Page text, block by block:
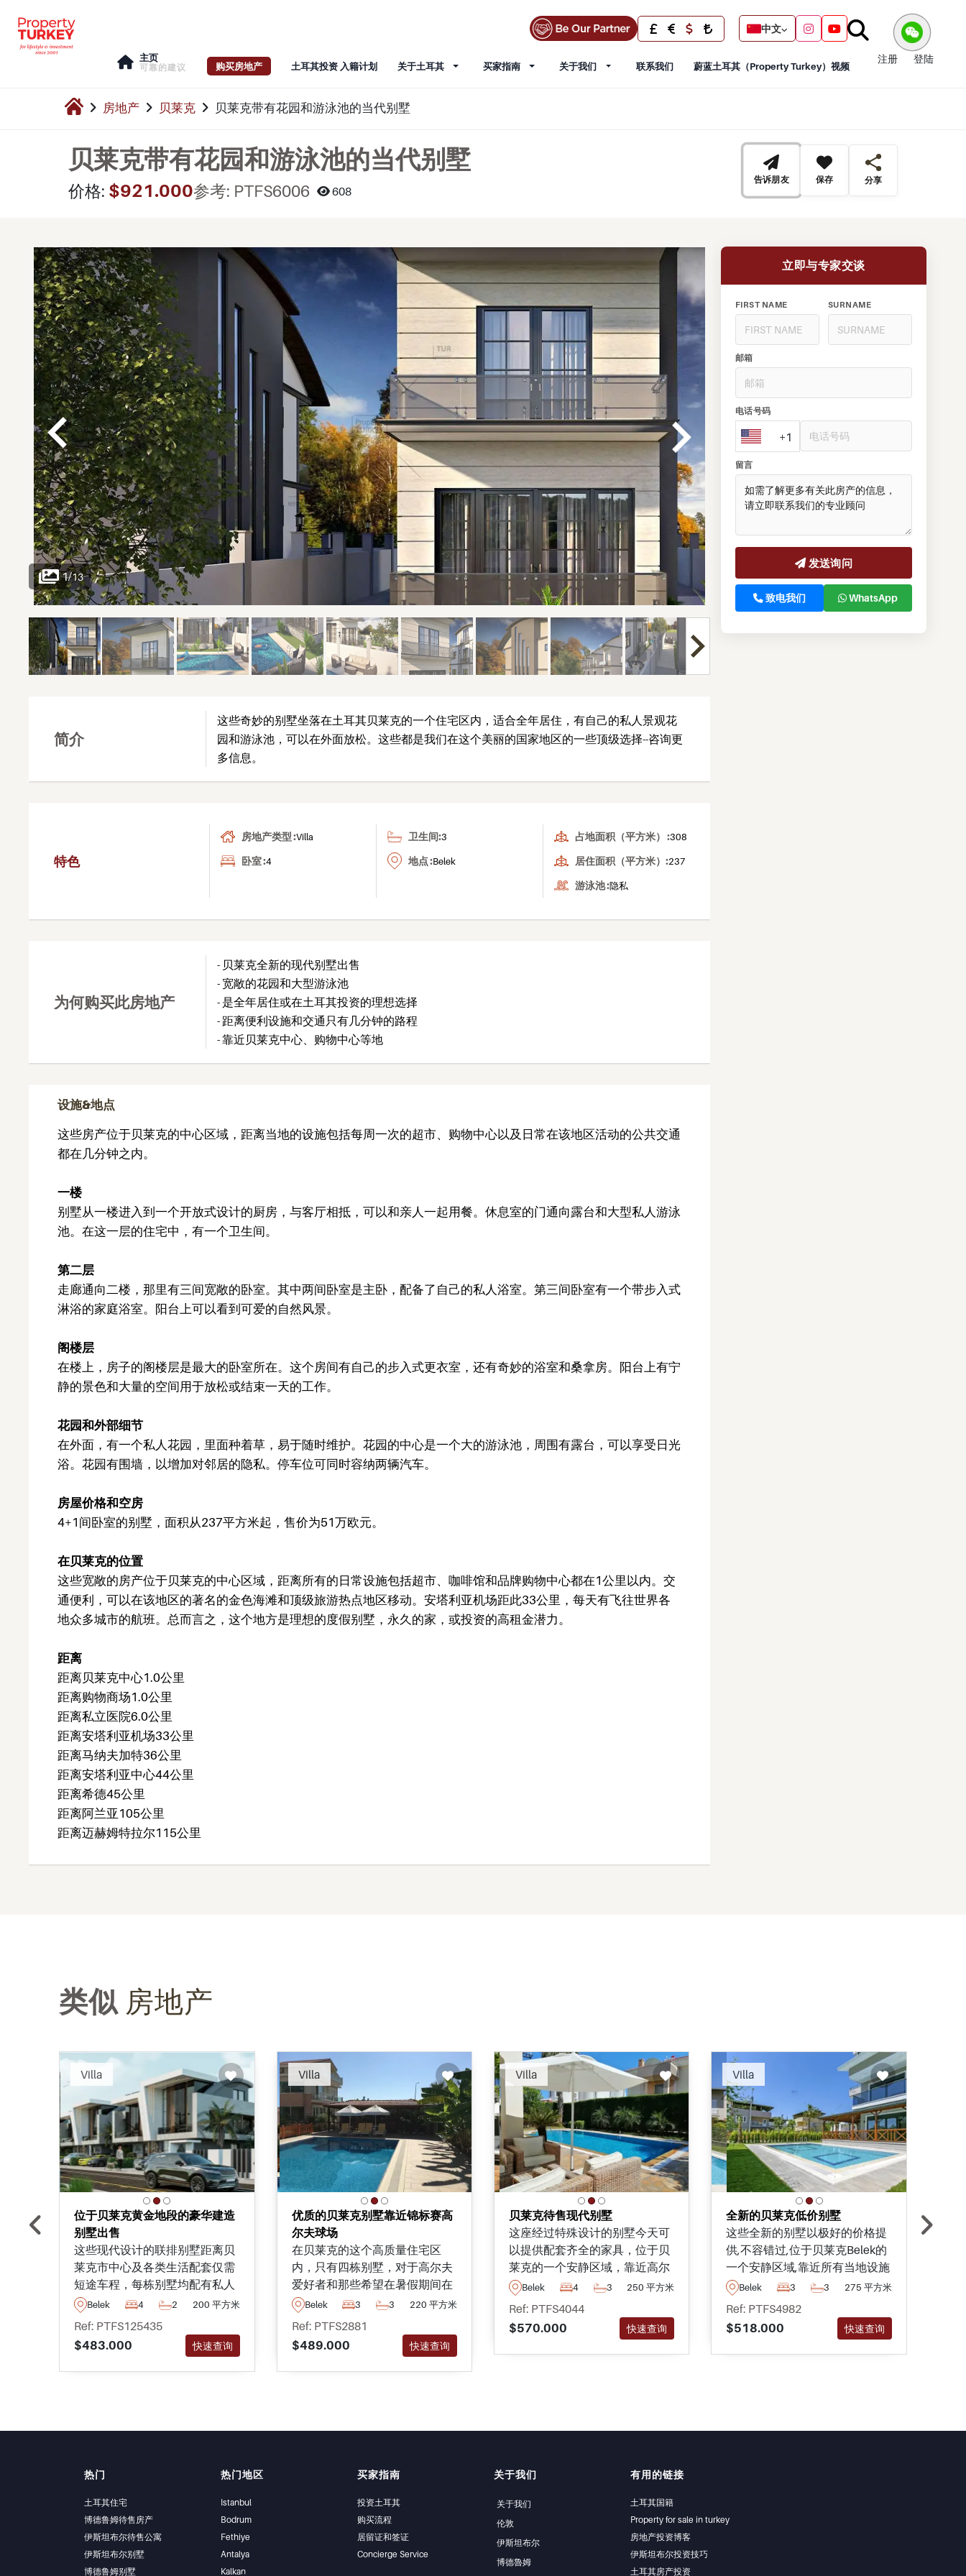
中文
主页
可靠的建议 购买房地产 土耳其投资 入籍计划 关于土耳其 买家指南 关于我们 联系我们 蔚蓝土耳其（Property Turkey）视频
注册 登陆
房地产 贝莱克 贝莱克带有花园和游泳池的当代别墅
贝莱克带有花园和游泳池的当代别墅
价格: $921.000参考: PTFS6006 608
告诉朋友 保存 分享
1/13
简介
这些奇妙的别墅坐落在土耳其贝莱克的一个住宅区内，适合全年居住，有自己的私人景观花
园和游泳池，可以在外面放松。这些都是我们在这个美丽的国家地区的一些顶级选择--咨询更
多信息。
特色
房地产类型 :Villa
卧室 :4
卫生间:3
地点 :Belek
占地面积（平方米） :308
居住面积（平方米）:237
游泳池 :隐私
为何购买此房地产
- 贝莱克全新的现代别墅出售
- 宽敞的花园和大型游泳池
- 是全年居住或在土耳其投资的理想选择
- 距离便利设施和交通只有几分钟的路程
- 靠近贝莱克中心、购物中心等地
设施&地点
这些房产位于贝莱克的中心区域，距离当地的设施包括每周一次的超市、购物中心以及日常在该地区活动的公共交通
都在几分钟之内。
一楼
别墅从一楼进入到一个开放式设计的厨房，与客厅相抵，可以和亲人一起用餐。休息室的门通向露台和大型私人游泳
池。在这一层的住宅中，有一个卫生间。
第二层
走廊通向二楼，那里有三间宽敞的卧室。其中两间卧室是主卧，配备了自己的私人浴室。第三间卧室有一个带步入式
淋浴的家庭浴室。阳台上可以看到可爱的自然风景。
阁楼层
在楼上，房子的阁楼层是最大的卧室所在。这个房间有自己的步入式更衣室，还有奇妙的浴室和桑拿房。阳台上有宁
静的景色和大量的空间用于放松或结束一天的工作。
花园和外部细节
在外面，有一个私人花园，里面种着草，易于随时维护。花园的中心是一个大的游泳池，周围有露台，可以享受日光
浴。花园有围墙，以增加对邻居的隐私。停车位可同时容纳两辆汽车。
房屋价格和空房
4+1间卧室的别墅，面积从237平方米起，售价为51万欧元。
在贝莱克的位置
这些宽敞的房产位于贝莱克的中心区域，距离所有的日常设施包括超市、咖啡馆和品牌购物中心都在1公里以内。交
通便利，可以在该地区的著名的金色海滩和顶级旅游热点地区移动。安塔利亚机场距此33公里，每天有飞往世界各
地众多城市的航班。总而言之，这个地方是理想的度假别墅，永久的家，或投资的高租金潜力。
距离
距离贝莱克中心1.0公里
距离购物商场1.0公里
距离私立医院6.0公里
距离安塔利亚机场33公里
距离马纳夫加特36公里
距离安塔利亚中心44公里
距离希德45公里
距离阿兰亚105公里
距离迈赫姆特拉尔115公里
立即与专家交谈
FIRST NAME SURNAME
邮箱
电话号码
+1
留言
发送询问
致电我们 WhatsApp
类似 房地产
Villa
Recommended
位于贝莱克黄金地段的豪华建造
别墅出售
这些现代设计的联排别墅距离贝
莱克市中心及各类生活配套仅需
短途车程，每栋别墅均配有私人
游泳池和花园——作为该地区的
优选房源，强烈推荐实地参观。
Belek 4 2 200 平方米
Ref: PTFS125435
$483.000
快速查询
Villa
优质的贝莱克别墅靠近锦标赛高
尔夫球场
在贝莱克的这个高质量住宅区
内，只有四栋别墅，对于高尔夫
爱好者和那些希望在暑假期间在
豪华的环境中打工的人来说，距
离最近的高尔夫球场只有几分钟
的路程。
Belek 3 3 220 平方米
Ref: PTFS2881
$489.000
快速查询
Villa
贝莱克待售现代别墅
这座经过特殊设计的别墅今天可
以提供配套齐全的家具，位于贝
莱克的一个安静区域，靠近高尔
夫球场，驱车轻松即可到达当地
的海滩和著名的地标，包括传奇
土地。
Belek 4 3 250 平方米
Ref: PTFS4044
$570.000
快速查询
Villa
全新的贝莱克低价别墅
这些全新的别墅以极好的价格提
供,不容错过,位于贝莱克Belek的
一个安静区域,靠近所有当地设施
和设施,包括最近的海滩和半径2
公里以内的中心。.
Belek 3 3 275 平方米
Ref: PTFS4982
$518.000
快速查询
热门
土耳其住宅
博德鲁姆待售房产
伊斯坦布尔待售公寓
伊斯坦布尔别墅
博德鲁姆别墅
热门地区
Istanbul
Bodrum
Fethiye
Antalya
Kalkan
买家指南
投资土耳其
购买流程
居留证和签证
Concierge Service
关于我们
关于我们
伦敦
伊斯坦布尔
博德魯姆
有用的链接
土耳其国籍
Property for sale in turkey
房地产投资博客
伊斯坦布尔投资技巧
土耳其房产投资